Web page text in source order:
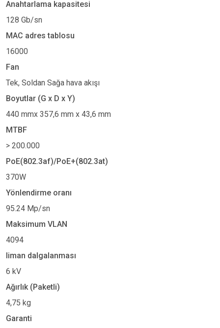
Anahtarlama kapasitesi
128 Gb/sn
MAC adres tablosu
16000
Fan
Tek, Soldan Sağa hava akışı
Boyutlar (G x D x Y)
440 mmx 357,6 mm x 43,6 mm
MTBF
> 200.000
PoE(802.3af)/PoE+(802.3at)
370W
Yönlendirme oranı
95.24 Mp/sn
Maksimum VLAN
4094
liman dalgalanması
6 kV
Ağırlık (Paketli)
4,75 kg
Garanti